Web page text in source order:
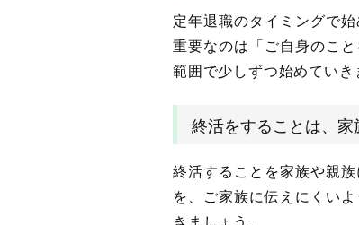
定年退職のタイミングで
重要なのは「ご自身のこ
範囲で少しずつ始めていき
終活をすることは、家
終活することを家族や親
を、ご家族に伝えにくい